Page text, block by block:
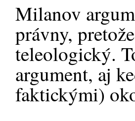
Milanov
právny,
teleologický.
argument, aj
faktickými)